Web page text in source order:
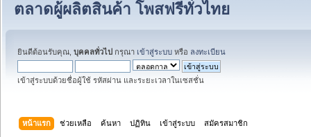
ตลาดผู้ผลิตสินค้า โพสฟรีทั่วไทย
ยินดีต้อนรับคุณ, บุคคลทั่วไป กรุณา เข้าสู่ระบบ หรือ ลงทะเบียน
เข้าสู่ระบบด้วยชื่อผู้ใช้ รหัสผ่าน และระยะเวลาในเซสชั่น
หน้าแรก ช่วยเหลือ ค้นหา ปฏิทิน เข้าสู่ระบบ สมัครสมาชิก